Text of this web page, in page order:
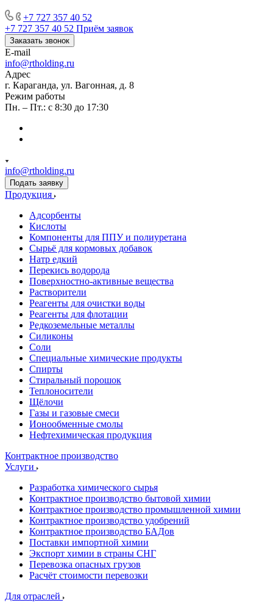
+7 727 357 40 52
+7 727 357 40 52 Приём заявок
Заказать звонок
E-mail
info@rtholding.ru
Адрес
г. Караганда, ул. Вагонная, д. 8
Режим работы
Пн. – Пт.: с 8:30 до 17:30
info@rtholding.ru
Подать заявку
Продукция
Адсорбенты
Кислоты
Компоненты для ППУ и полиуретана
Сырьё для кормовых добавок
Натр едкий
Перекись водорода
Поверхностно-активные вещества
Растворители
Реагенты для очистки воды
Реагенты для флотации
Редкоземельные металлы
Силиконы
Соли
Специальные химические продукты
Спирты
Стиральный порошок
Теплоносители
Щёлочи
Газы и газовые смеси
Ионообменные смолы
Нефтехимическая продукция
Контрактное производство
Услуги
Разработка химического сырья
Контрактное производство бытовой химии
Контрактное производство промышленной химии
Контрактное производство удобрений
Контрактное производство БАДов
Поставки импортной химии
Экспорт химии в страны СНГ
Перевозка опасных грузов
Расчёт стоимости перевозки
Для отраслей